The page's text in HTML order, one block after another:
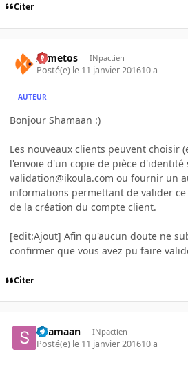
Citer
Armetos INpactien
Posté(e) le 11 janvier 201610 a
AUTEUR
Bonjour Shamaan :)
Les nouveaux clients peuvent choisir
l'envoie d'un copie de pièce d'identité
validation@ikoula.com ou fournir un
informations permettant de valider
de la création du compte client.
[edit:Ajout] Afin qu'aucun doute ne
confirmer que vous avez pu faire
Citer
Shamaan INpactien
Posté(e) le 11 janvier 201610 a